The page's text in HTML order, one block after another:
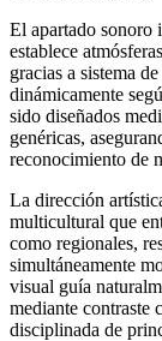
El apartado sonoro
establece
gracias a sistema
dinámicamente
sido diseñados
genéricas,
reconocimiento de
La dirección
multicultural que
como regionales,
simultáneamente
visual guía
mediante contraste
disciplinada de